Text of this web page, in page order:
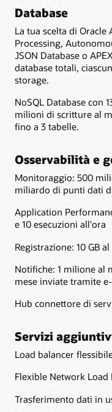
Database
La tua scelta di
Processing,
JSON Database o
database totali,
storage.
NoSQL Database con
milioni di scritture al
fino a 3 tabelle.
Osservabilità e
Monitoraggio: 500
miliardo di punti dati
Application
e 10 esecuzioni all'ora
Registrazione: 10 GB
Notifiche: 1 milione al
mese inviate tramite
Hub connettore di
Servizi
Load balancer
Flexible Network Load
Trasferimento dati in